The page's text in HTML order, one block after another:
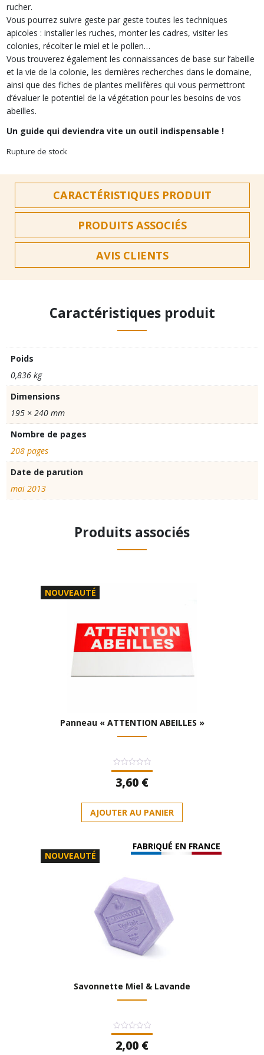
rucher.
Vous pourrez suivre geste par geste toutes les techniques
apicoles : installer les ruches, monter les cadres, visiter les
colonies, récolter le miel et le pollen…
Vous trouverez également les connaissances de base sur l’abeille
et la vie de la colonie, les dernières recherches dans le domaine,
ainsi que des fiches de plantes mellifères qui vous permettront
d’évaluer le potentiel de la végétation pour les besoins de vos
abeilles.
Un guide qui deviendra vite un outil indispensable !
Rupture de stock
CARACTÉRISTIQUES PRODUIT
PRODUITS ASSOCIÉS
AVIS CLIENTS
Caractéristiques produit
Poids
0,836 kg
Dimensions
195 × 240 mm
Nombre de pages
208 pages
Date de parution
mai 2013
Produits associés
NOUVEAUTÉ
Panneau « ATTENTION ABEILLES »
Note
0
sur
3,60 €
AJOUTER AU PANIER
NOUVEAUTÉ
FABRIQUÉ EN FRANCE
Savonnette Miel & Lavande
Note
0
sur
2,00 €